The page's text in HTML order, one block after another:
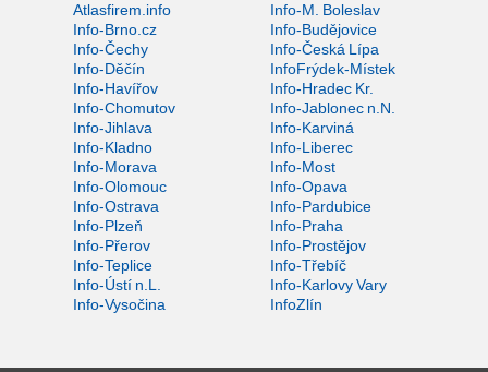
Atlasfirem.info
Info-M. Boleslav
Info-Brno.cz
Info-Budějovice
Info-Čechy
Info-Česká Lípa
Info-Děčín
InfoFrýdek-Místek
Info-Havířov
Info-Hradec Kr.
Info-Chomutov
Info-Jablonec n.N.
Info-Jihlava
Info-Karviná
Info-Kladno
Info-Liberec
Info-Morava
Info-Most
Info-Olomouc
Info-Opava
Info-Ostrava
Info-Pardubice
Info-Plzeň
Info-Praha
Info-Přerov
Info-Prostějov
Info-Teplice
Info-Třebíč
Info-Ústí n.L.
Info-Karlovy Vary
Info-Vysočina
InfoZlín